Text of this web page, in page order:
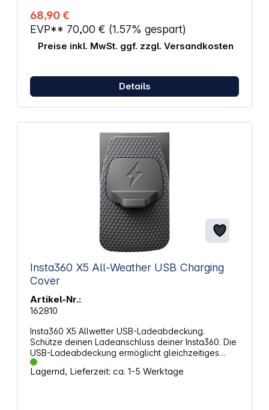
68,90 €
EVP** 70,00 € (1.57% gespart)
Preise inkl. MwSt. ggf. zzgl. Versandkosten
Details
Insta360 X5 All-Weather USB Charging
Cover
Artikel-Nr.:
162810
Insta360 X5 Allwetter USB-Ladeabdeckung.
Schütze deinen Ladeanschluss deiner Insta360. Die
USB-Ladeabdeckung ermöglicht gleichzeitiges
Laden und Aufnehmen, selbst bei Regen oder
Schnee – perfekt für die Content-Erstellung unter
Lagernd, Lieferzeit: ca. 1-5 Werktage